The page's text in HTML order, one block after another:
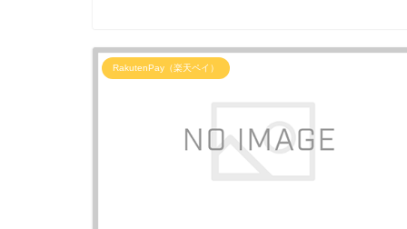
RakutenPay（楽天ペイ）